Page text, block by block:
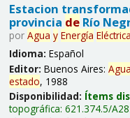
Estacion
provincia deRío
por Agua y Energía
Idioma: Español
Editor: Buenos Aires: Agua
estado, 1988
Disponibilidad: Ítems
topográfica: 621.374.5/